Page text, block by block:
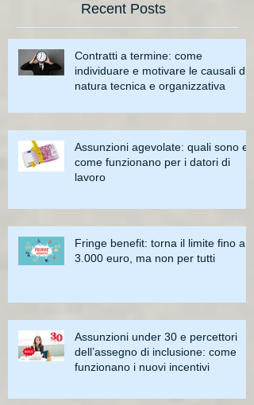
Recent Posts
Contratti a termine: come
individuare e motivare le causali di
natura tecnica e organizzativa
Assunzioni agevolate: quali sono e
come funzionano per i datori di
lavoro
Fringe benefit: torna il limite fino a
3.000 euro, ma non per tutti
Assunzioni under 30 e percettori
dell’assegno di inclusione: come
funzionano i nuovi incentivi